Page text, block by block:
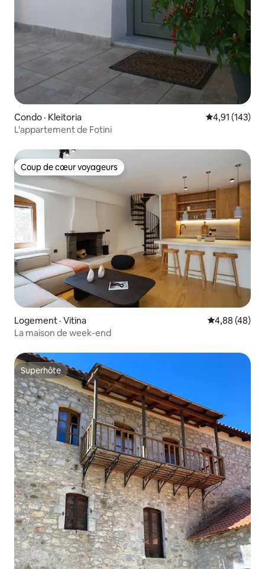
Condo · Kleitoria Note
4,91 (143)
L'appartement de Fotini
Coup de cœur voyageurs
Coup de cœur voyageurs
Logement · Vitina Note
4,88 (48)
La maison de week-end
Superhôte
Superhôte